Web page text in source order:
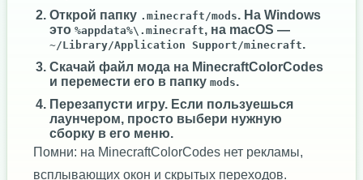
Открой папку .minecraft/mods. На Windows
это %appdata%\.minecraft, на macOS —
~/Library/Application Support/minecraft.
Скачай файл мода на MinecraftColorCodes
и перемести его в папку mods.
Перезапусти игру. Если пользуешься
лаунчером, просто выбери нужную
сборку в его меню.
Помни: на MinecraftColorCodes нет рекламы,
всплывающих окон и скрытых переходов.